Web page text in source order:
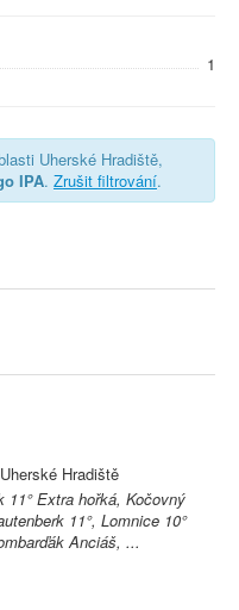
1
Uherské Hradiště,
IPA. Zrušit filtrování.
Hradiště
11° Extra hořká, Kočovný
11°, Lomnice 10°
Anciáš, ...